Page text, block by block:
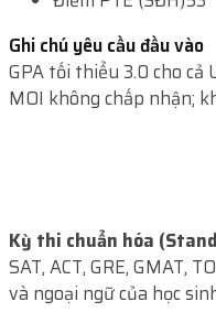
Kỳ thi chuẩn hóa
SAT, ACT, GRE, GMAT,
và ngoại ngữ của học
Ghi chú yêu cầu đầu vào
GPA tối thiểu 3.0 cho cả
MOI không chấp nhận;